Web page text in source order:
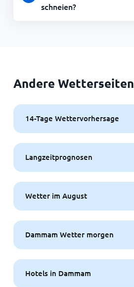
schneien?
Andere Wetterseiten
14-Tage Wettervorhersage
Langzeitprognosen
Wetter im August
Dammam Wetter morgen
Hotels in Dammam